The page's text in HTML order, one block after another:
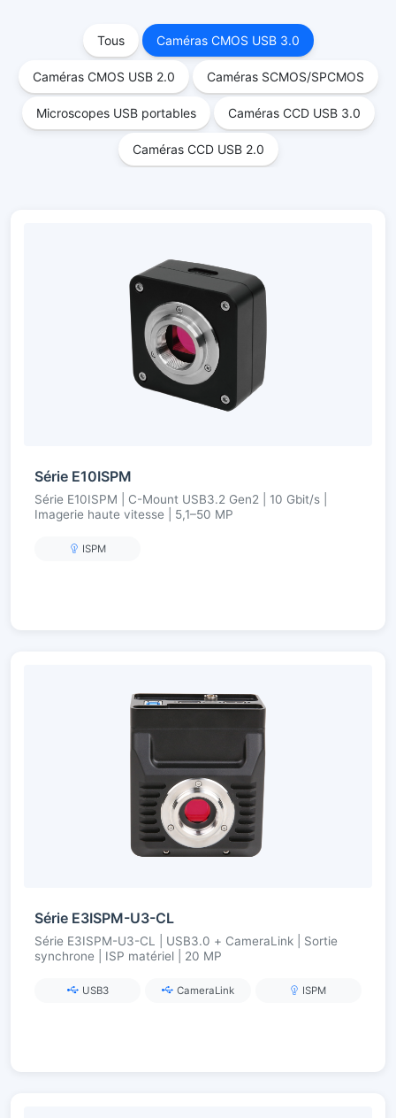
Tous Caméras CMOS USB 3.0
Caméras CMOS USB 2.0 Caméras SCMOS/SPCMOS
Microscopes USB portables Caméras CCD USB 3.0
Caméras CCD USB 2.0
Série E10ISPM
Série E10ISPM | C-Mount USB3.2 Gen2 | 10 Gbit/s |
Imagerie haute vitesse | 5,1–50 MP
ISPM
Série E3ISPM-U3-CL
Série E3ISPM-U3-CL | USB3.0 + CameraLink | Sortie
synchrone | ISP matériel | 20 MP
USB3 CameraLink ISPM